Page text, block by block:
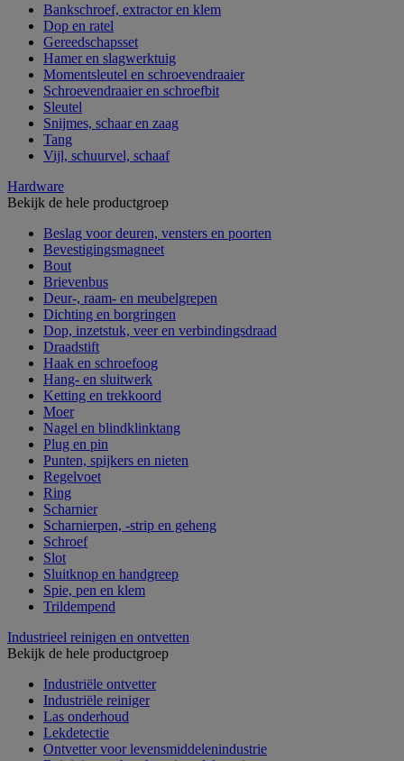
Bankschroef, extractor en klem
Dop en ratel
Gereedschapsset
Hamer en slagwerktuig
Momentsleutel en schroevendraaier
Schroevendraaier en schroefbit
Sleutel
Snijmes, schaar en zaag
Tang
Vijl, schuurvel, schaaf
Hardware
Bekijk de hele productgroep
Beslag voor deuren, vensters en poorten
Bevestigingsmagneet
Bout
Brievenbus
Deur-, raam- en meubelgrepen
Dichting en borgringen
Dop, inzetstuk, veer en verbindingsdraad
Draadstift
Haak en schroefoog
Hang- en sluitwerk
Ketting en trekkoord
Moer
Nagel en blindklinktang
Plug en pin
Punten, spijkers en nieten
Regelvoet
Ring
Scharnier
Scharnierpen, -strip en geheng
Schroef
Slot
Sluitknop en handgreep
Spie, pen en klem
Trildempend
Industrieel reinigen en ontvetten
Bekijk de hele productgroep
Industriële ontvetter
Industriële reiniger
Las onderhoud
Lekdetectie
Ontvetter voor levensmiddelenindustrie